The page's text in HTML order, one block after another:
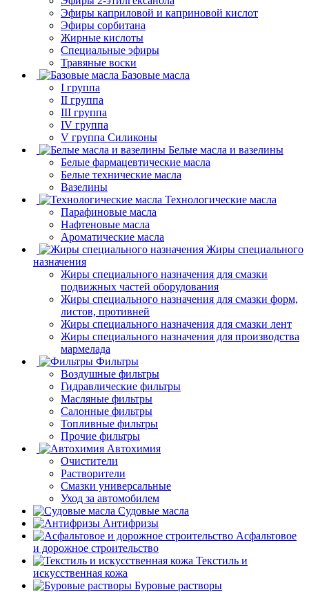
Эфиры каприловой и каприновой кислот
Эфиры сорбитана
Жирные кислоты
Специальные эфиры
Травяные воски
Базовые масла
I группа
II группа
III группа
IV группа
V группа Силиконы
Белые масла и вазелины
Белые фармацевтические масла
Белые технические масла
Вазелины
Технологические масла
Парафиновые масла
Нафтеновые масла
Ароматические масла
Жиры специального
назначения
Жиры специального назначения для смазки
подвижных частей оборудования
Жиры специального назначения для смазки форм,
листов, противней
Жиры специального назначения для смазки лент
Жиры специального назначения для производства
мармелада
Фильтры
Воздушные фильтры
Гидравлические фильтры
Масляные фильтры
Салонные фильтры
Топливные фильтры
Прочие фильтры
Автохимия
Очистители
Растворители
Смазки универсальные
Уход за автомобилем
Судовые масла
Антифризы
Асфальтовое
и дорожное строительство
Текстиль и
искусственная кожа
Буровые растворы